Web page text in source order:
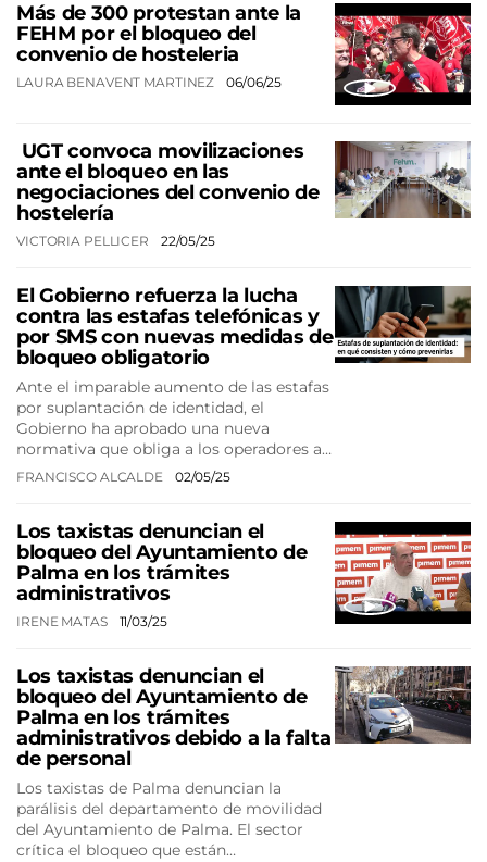
Más de 300 protestan ante la
FEHM por el bloqueo del
convenio de hosteleria
LAURA BENAVENT MARTINEZ 06/06/25
​ UGT convoca movilizaciones
ante el bloqueo en las
negociaciones del convenio de
hostelería
VICTORIA PELLICER 22/05/25
El Gobierno refuerza la lucha
contra las estafas telefónicas y
por SMS con nuevas medidas de
bloqueo obligatorio
Ante el imparable aumento de las estafas
por suplantación de identidad, el
Gobierno ha aprobado una nueva
normativa que obliga a los operadores a…
FRANCISCO ALCALDE 02/05/25
Los taxistas denuncian el
bloqueo del Ayuntamiento de
Palma en los trámites
administrativos
IRENE MATAS 11/03/25
Los taxistas denuncian el
bloqueo del Ayuntamiento de
Palma en los trámites
administrativos debido a la falta
de personal
Los taxistas de Palma denuncian la
parálisis del departamento de movilidad
del Ayuntamiento de Palma. El sector
crítica el bloqueo que están…